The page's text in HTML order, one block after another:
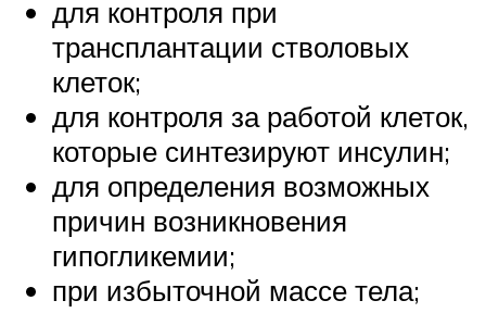
для контроля при
трансплантации стволовых
клеток;
для контроля за работой клеток,
которые синтезируют инсулин;
для определения возможных
причин возникновения
гипогликемии;
при избыточной массе тела;